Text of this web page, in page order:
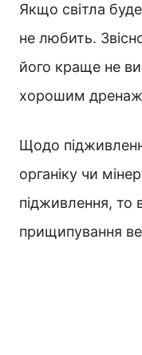
Якщо світла
не любить.
його краще не
хорошим
Щодо
органіку чи
підживлення,
прищипування